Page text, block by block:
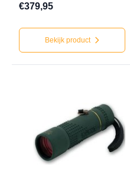
€379,95
Bekijk product